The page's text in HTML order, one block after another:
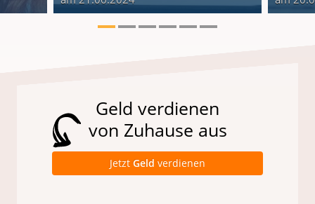
Geld verdienen
von Zuhause aus
Jetzt Geld verdienen